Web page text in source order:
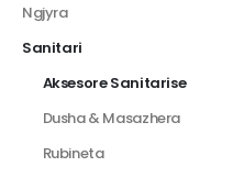
Ngjyra
Sanitari
Aksesore Sanitarise
Dusha & Masazhera
Rubineta